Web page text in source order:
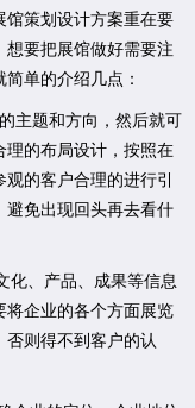
馆策划设计方案重在要
要把展馆做好需要注
单的介绍几点：
题和方向，然后就可
理的布局设计，按照在
的客户合理的进行引
避免出现回头再去看什
、产品、成果等信息
将企业的各个方面展览
则得不到客户的认